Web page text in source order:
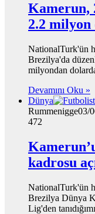
Kamerun,
2.2 milyon
NationalTurk'ün
Brezilya'da
milyondan
Devamını Oku »
Dünya
Rummenigge03/
472
kadrosu
NationalTurk'ün
Brezilya Dünya
Lig'den